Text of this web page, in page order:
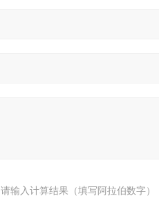
请输入计算结果（填写阿拉伯数字）